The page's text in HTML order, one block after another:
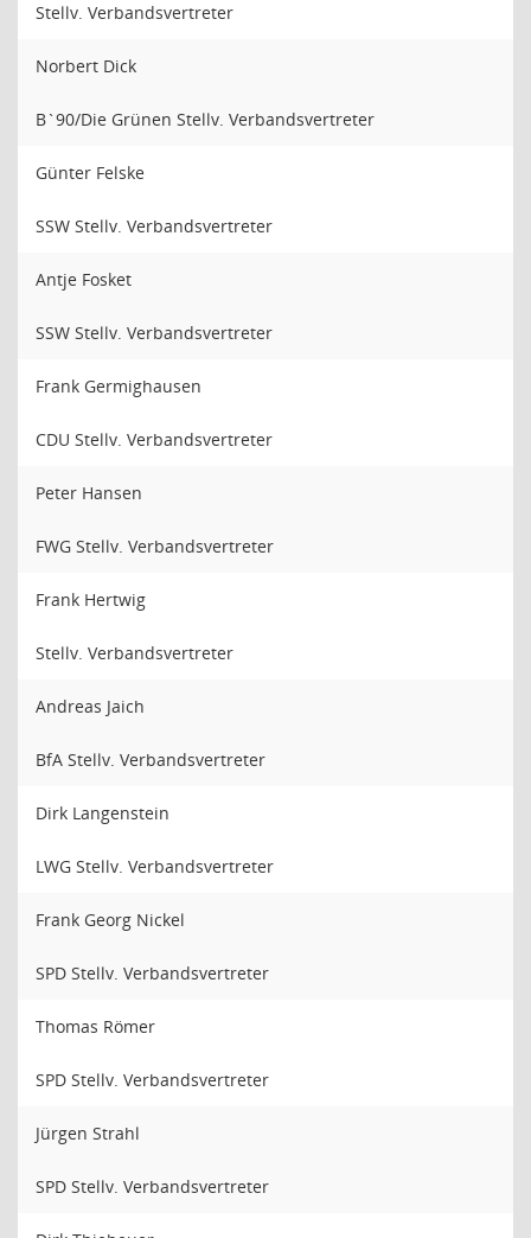
Stellv. Verbandsvertreter
Norbert Dick
B`90/Die Grünen Stellv. Verbandsvertreter
Günter Felske
SSW Stellv. Verbandsvertreter
Antje Fosket
SSW Stellv. Verbandsvertreter
Frank Germighausen
CDU Stellv. Verbandsvertreter
Peter Hansen
FWG Stellv. Verbandsvertreter
Frank Hertwig
Stellv. Verbandsvertreter
Andreas Jaich
BfA Stellv. Verbandsvertreter
Dirk Langenstein
LWG Stellv. Verbandsvertreter
Frank Georg Nickel
SPD Stellv. Verbandsvertreter
Thomas Römer
SPD Stellv. Verbandsvertreter
Jürgen Strahl
SPD Stellv. Verbandsvertreter